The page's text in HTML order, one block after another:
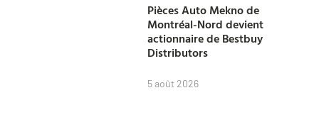
Pièces Auto Mekno de
Montréal-Nord devient
actionnaire de Bestbuy
Distributors
5 août 2026